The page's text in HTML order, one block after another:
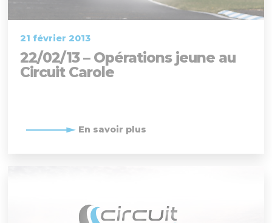
21 février 2013
22/02/13 – Opérations jeune au
Circuit Carole
En savoir plus